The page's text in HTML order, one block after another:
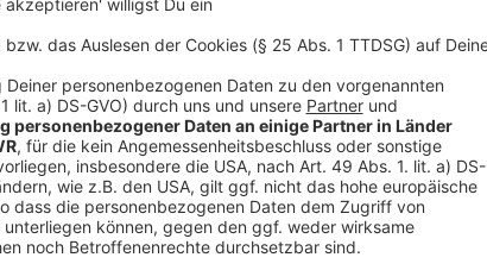
denn, PFD hat ihrer Geltung ausdrücklich schriftlich
Werbekundenaufträge werden erst nach schriftlicher
Änderungen und Nebenabreden bedürfen zu ihrer
minimale Spotlänge pro Einzelkunde beträgt 10
angenommenen Aufträgen behält sich der Sender vor,
Werbespots - nach einheitlichen Grundsätzen, z.B.
Form, häufiger Wiederholung oder ihrer technischen